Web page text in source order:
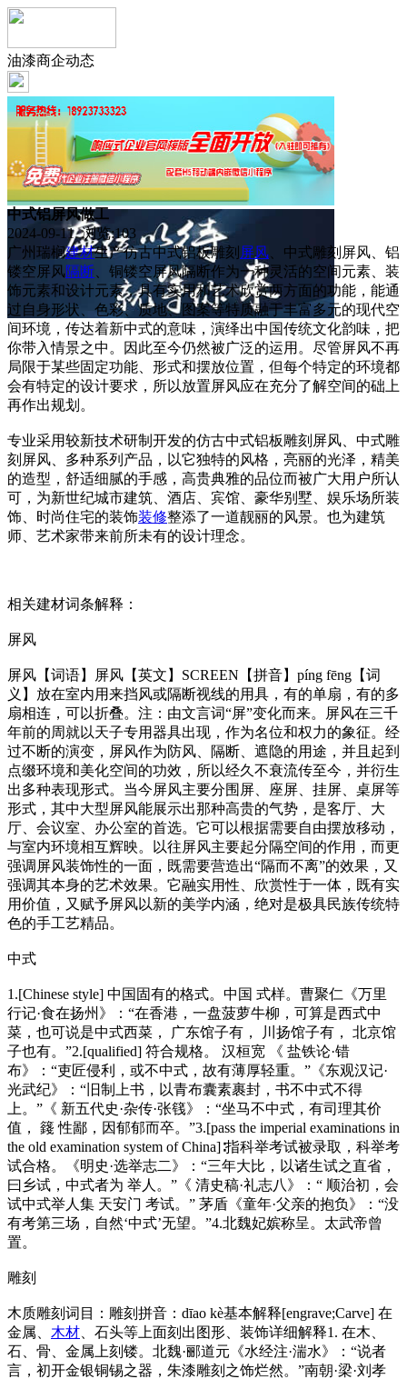
油漆商企动态
中式铝屏风做工
2024-09-11 浏览:103
广州瑞榈建材生产仿古中式铝板雕刻 屏风 、中式雕刻屏风、铝
镂空屏风隔断 、铜镂空屏风隔断作为一种灵活的空间元素、装
饰元素和设计元素，具有实用和艺术欣赏两方面的功能，能通
过自身形状、色彩、质地、图案等特质融于丰富多元的现代空
间环境，传达着新中式的意味，演绎出中国传统文化韵味，把
你带入情景之中。因此至今仍然被广泛的运用。尽管屏风不再
局限于某些固定功能、形式和摆放位置，但每个特定的环境都
会有特定的设计要求，所以放置屏风应在充分了解空间的础上
再作出规划。
专业采用较新技术研制开发的仿古中式铝板雕刻屏风、中式雕
刻屏风、多种系列产品，以它独特的风格，亮丽的光泽，精美
的造型，舒适细腻的手感，高贵典雅的品位而被广大用户所认
可，为新世纪城市建筑、酒店、宾馆、豪华别墅、娱乐场所装
饰、时尚住宅的装饰装修整添了一道靓丽的风景。也为建筑
师、艺术家带来前所未有的设计理念。
相关建材词条解释：
屏风
屏风【词语】屏风【英文】SCREEN【拼音】píng fēng【词
义】放在室内用来挡风或隔断视线的用具，有的单扇，有的多
扇相连，可以折叠。注：由文言词“屏”变化而来。屏风在三千
年前的周就以天子专用器具出现，作为名位和权力的象征。经
过不断的演变，屏风作为防风、隔断、遮隐的用途，并且起到
点缀环境和美化空间的功效，所以经久不衰流传至今，并衍生
出多种表现形式。当今屏风主要分围屏、座屏、挂屏、桌屏等
形式，其中大型屏风能展示出那种高贵的气势，是客厅、大
厅、会议室、办公室的首选。它可以根据需要自由摆放移动，
与室内环境相互辉映。以往屏风主要起分隔空间的作用，而更
强调屏风装饰性的一面，既需要营造出“隔而不离”的效果，又
强调其本身的艺术效果。它融实用性、欣赏性于一体，既有实
用价值，又赋予屏风以新的美学内涵，绝对是极具民族传统特
色的手工艺精品。
中式
1.[Chinese style] 中国固有的格式。中国 式样。曹聚仁《万里
行记·食在扬州》：“在香港，一盘菠萝牛柳，可算是西式中
菜，也可说是中式西菜， 广东馆子有， 川扬馆子有， 北京馆
子也有。”2.[qualified] 符合规格。 汉桓宽 《 盐铁论·错
布》：“吏匠侵利，或不中式，故有薄厚轻重。”《东观汉记·
光武纪》：“旧制上书，以青布囊素裹封，书不中式不得
上。”《 新五代史·杂传·张篯》：“坐马不中式，有司理其价
值， 籛 性鄙，因郁郁而卒。”3.[pass the imperial examinations in
the old examination system of China]∶指科举考试被录取，科举考
试合格。《明史·选举志二》：“三年大比，以诸生试之直省，
曰乡试，中式者为 举人。”《 清史稿·礼志八》：“ 顺治初，会
试中式举人集 天安门 考试。” 茅盾《童年·父亲的抱负》：“没
有考第三场，自然‘中式’无望。”4.北魏妃嫔称呈。太武帝曾
置。
雕刻
木质雕刻词目：雕刻拼音：dīao kè基本解释[engrave;Carve] 在
金属、 木材 、石头等上面刻出图形、装饰详细解释1. 在木、
石、骨、金属上刻镂。北魏·郦道元《水经注·湍水》：“说者
言，初开金银铜锡之器，朱漆雕刻之饰烂然。”南朝·梁·刘孝